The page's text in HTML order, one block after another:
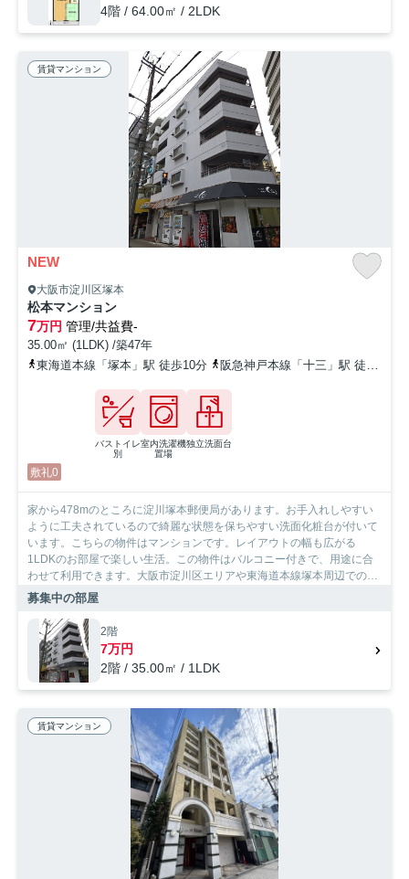
4階 / 64.00㎡ / 2LDK
賃貸マンション
NEW
大阪市淀川区塚本
松本マンション
7万円 管理/共益費-
35.00㎡ (1LDK) /築47年
東海道本線「塚本」駅 徒歩10分
阪急神戸本線「十三」駅 徒歩13分
バストイレ
別
室内洗濯機
置場
独立洗面台
敷礼0
家から478mのところに淀川塚本郵便局があります。お手入れしやすい
ように工夫されているので綺麗な状態を保ちやすい洗面化粧台が付いて
います。こちらの物件はマンションです。レイアウトの幅も広がる
1LDKのお部屋で楽しい生活。この物件はバルコニー付きで、用途に合
わせて利用できます。大阪市淀川区エリアや東海道本線塚本周辺でのお
部屋探しをサポートいたします。お客様のご希望に合った物件情報をご
紹介致しますので、ぜひお問い合わせください。
募集中の部屋
2階
7万円
2階 / 35.00㎡ / 1LDK
賃貸マンション